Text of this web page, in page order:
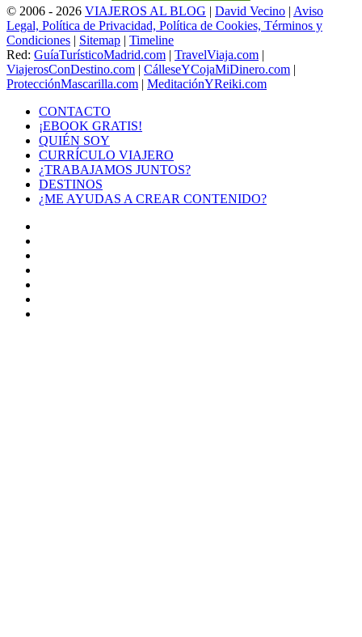
© 2006 - 2026 VIAJEROS AL BLOG | David Vecino | Aviso
Legal, Política de Privacidad, Política de Cookies, Términos y
Condiciones | Sitemap | Timeline
Red: GuíaTurísticoMadrid.com | TravelViaja.com |
ViajerosConDestino.com | CálleseYCojaMiDinero.com |
ProtecciónMascarilla.com | MeditaciónYReiki.com
CONTACTO
¡EBOOK GRATIS!
QUIÉN SOY
CURRÍCULO VIAJERO
¿TRABAJAMOS JUNTOS?
DESTINOS
¿ME AYUDAS A CREAR CONTENIDO?